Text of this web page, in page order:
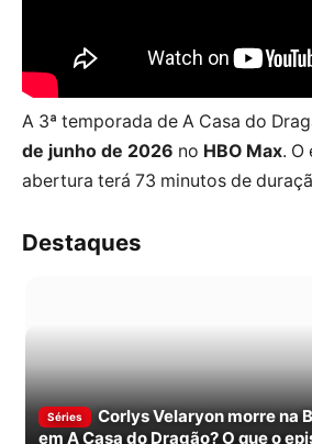
A 3ª temporada de A Casa do
de junho de 2026 no HBO Max. O
abertura terá 73 minutos de
Destaques
Séries
Corlys Velaryon morre na
em A Casa do Dragão? O que o